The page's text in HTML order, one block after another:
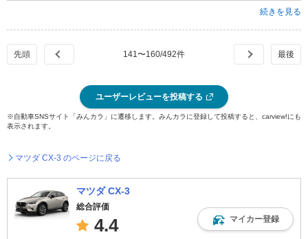
続きを見る
141 〜160/492件
ユーザーレビューを投稿する
※自動車SNSサイト「みんカラ」に遷移します。みんカラに登録して投稿すると、carview!にも
表示されます。
マツダ CX-3 のページに戻る
マツダ CX-3
総合評価
4.4 マイカー登録